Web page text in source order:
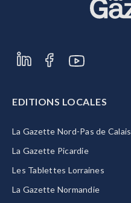
EDITIONS LOCALES
La Gazette Nord-Pas de Calais
La Gazette Picardie
Les Tablettes Lorraines
La Gazette Normandie